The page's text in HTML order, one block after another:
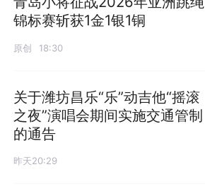
锦标赛斩获1金1银1铜
原创 18:30
关于潍坊昌乐“乐”动吉他“摇滚
之夜”演唱会期间实施交通管制
的通告
昨天20:29